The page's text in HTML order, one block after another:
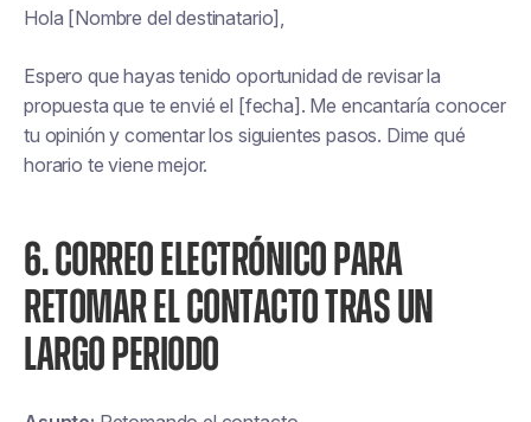
Hola [Nombre del destinatario],
Espero que hayas tenido oportunidad de revisar la
propuesta que te envié el [fecha]. Me encantaría conocer
tu opinión y comentar los siguientes pasos. Dime qué
horario te viene mejor.
6. CORREO ELECTRÓNICO PARA
RETOMAR EL CONTACTO TRAS UN
LARGO PERIODO